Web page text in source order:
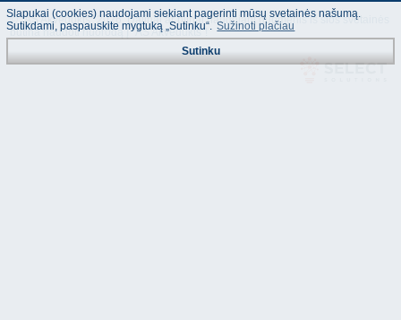
© "AS Akvedukts" 2026. Dalinai ar pilnai naudojant duomenis iš šios svetainės
būtina naudoti nuorodą Į "AS Akvedukts"!
Slapukai (cookies) naudojami siekiant pagerinti mūsų svetainės našumą.
Sutikdami, paspauskite mygtuką „Sutinku“. Sužinoti plačiau
Sutinku